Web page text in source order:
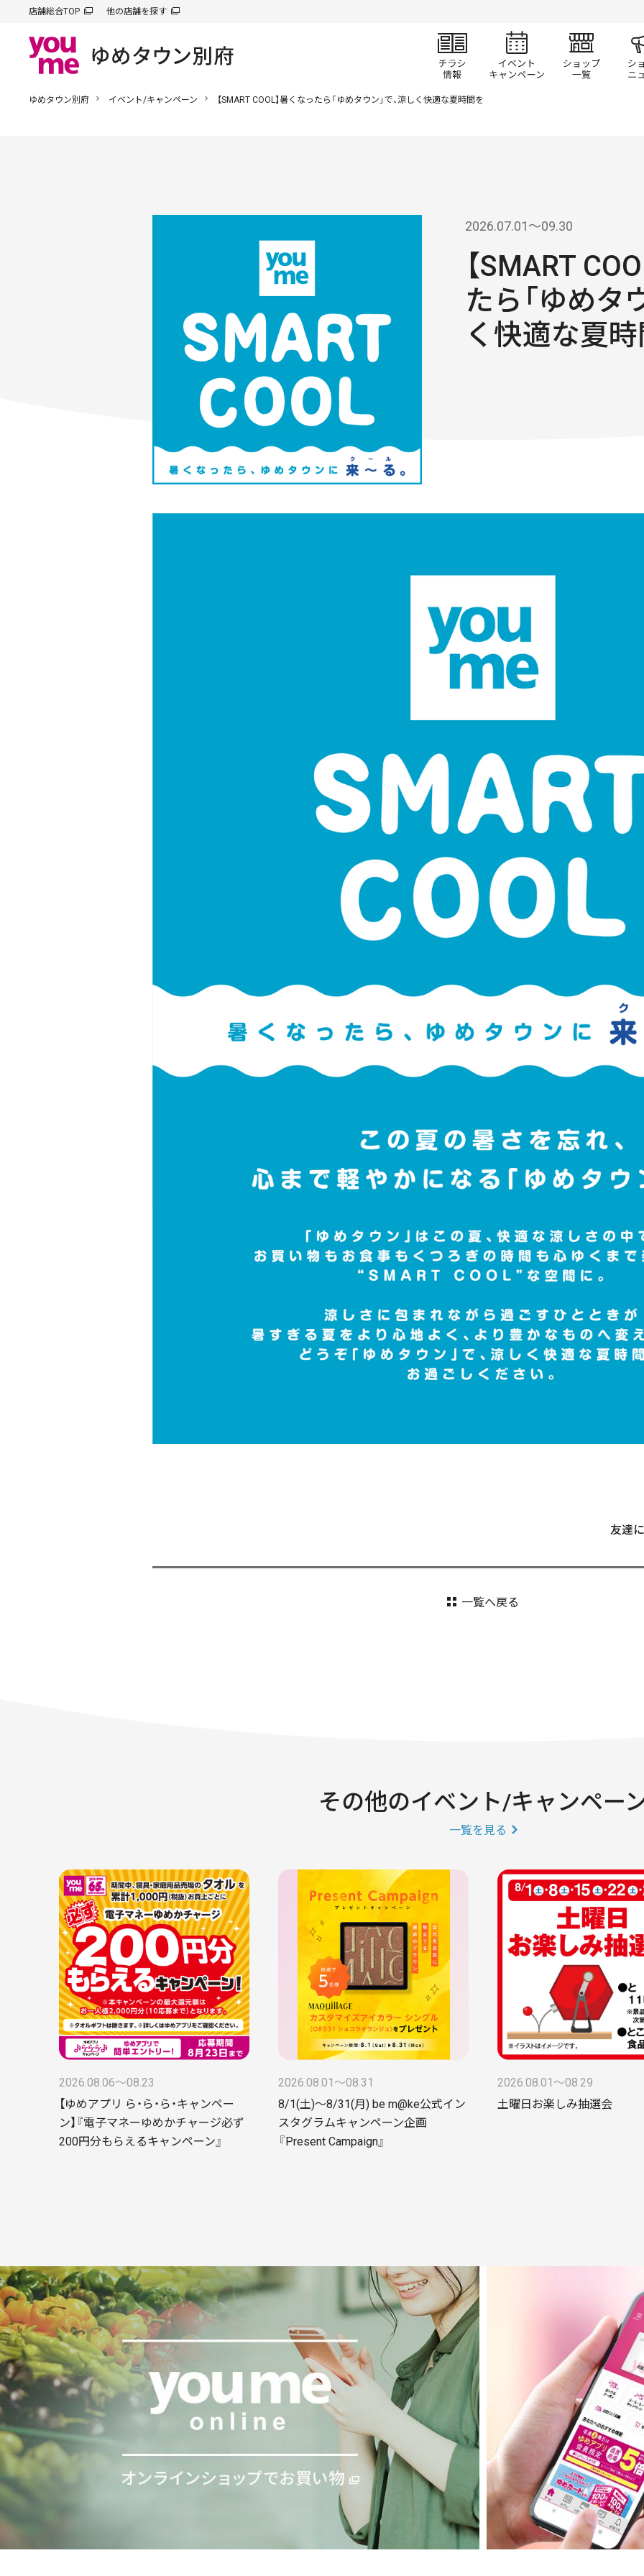
店舗総合TOP 他の店舗を探す
チラシ情報 イベント/キャン
ショ
ゆめタウン別府 イベント/キャンペーン 【SMART COOL】暑くなったら「ゆめタウン」で、涼しく快適な夏時間を
2026.07.01〜09.30
【SMART
たら「ゆめタ
く快適な夏
友達
一覧へ戻る
その他のイベント/キャンペー
一覧を見る
2026.08.06〜08.23
【ゆめアプリ ら・ら・ら・キャンペー
ン】『電子マネーゆめかチャージ必ず
200円分もらえるキャンペーン』
2026.08.01〜08.31
8/1(土)～8/31(月) be m@ke公式イン
スタグラムキャンペーン企画
『Present Campaign』
2026.08.01〜08.29
土曜日お楽しみ抽選会